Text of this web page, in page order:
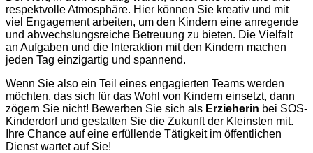
respektvolle Atmosphäre. Hier können Sie kreativ und mit
viel Engagement arbeiten, um den Kindern eine anregende
und abwechslungsreiche Betreuung zu bieten. Die Vielfalt
an Aufgaben und die Interaktion mit den Kindern machen
jeden Tag einzigartig und spannend.
Wenn Sie also ein Teil eines engagierten Teams werden
möchten, das sich für das Wohl von Kindern einsetzt, dann
zögern Sie nicht! Bewerben Sie sich als Erzieherin bei SOS-
Kinderdorf und gestalten Sie die Zukunft der Kleinsten mit.
Ihre Chance auf eine erfüllende Tätigkeit im öffentlichen
Dienst wartet auf Sie!